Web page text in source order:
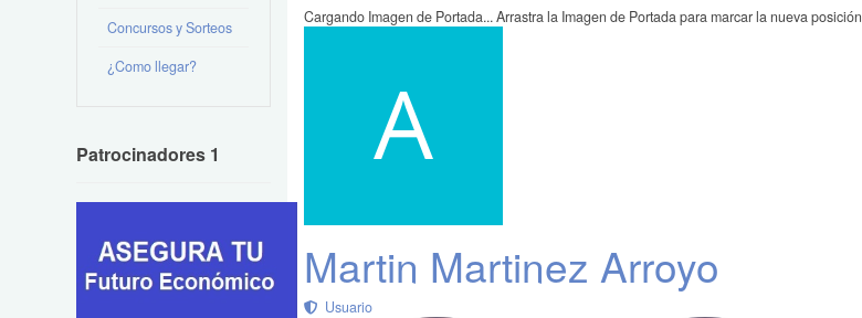
Cargando Imagen de Portada...Arrastra la Imagen de Portada para marcar la nueva posición
Martin Martinez Arroyo
Usuario
Concursos y Sorteos
¿Como llegar?
Patrocinadores 1